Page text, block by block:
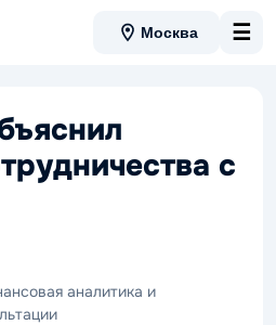
Москва ☰
с
аналитика и